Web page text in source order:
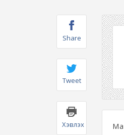
Share
Tweet
Хэвлэх